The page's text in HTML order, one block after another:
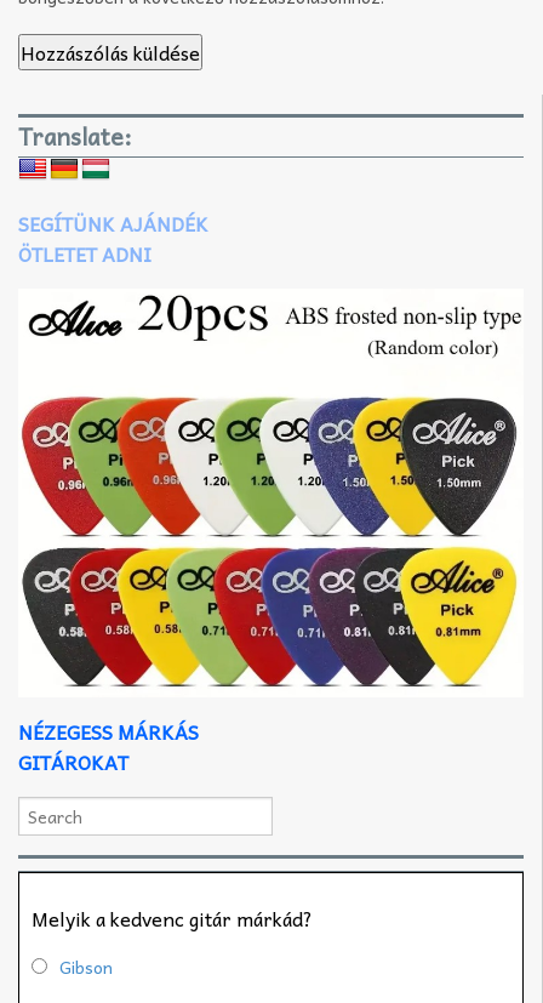
Translate:
SEGÍTÜNK AJÁNDÉK
ÖTLETET ADNI
NÉZEGESS MÁRKÁS
GITÁROKAT
Melyik a kedvenc gitár márkád?
Gibson